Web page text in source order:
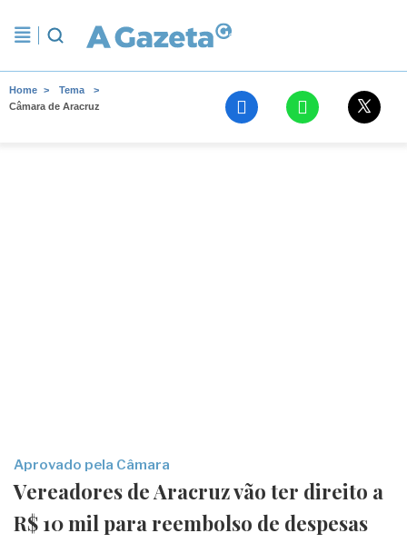
Home
Tema
Câmara de Aracruz
Aprovado pela Câmara
Vereadores de Aracruz vão ter direito a
R$ 10 mil para reembolso de despesas